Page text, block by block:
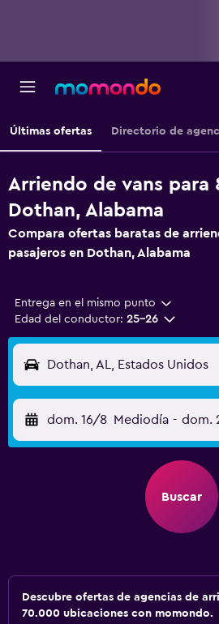
Últimas ofertas Directorio de
Arriendo de vans para
Dothan, Alabama
Compara ofertas baratas de
pasajeros en Dothan, Alabama
Entrega en el mismo punto
Edad del conductor: 25-26
Dothan, AL, Estados Unidos
dom. 16/8 Mediodía - dom.
Buscar
Descubre ofertas de agencias de
70.000 ubicaciones con momondo.